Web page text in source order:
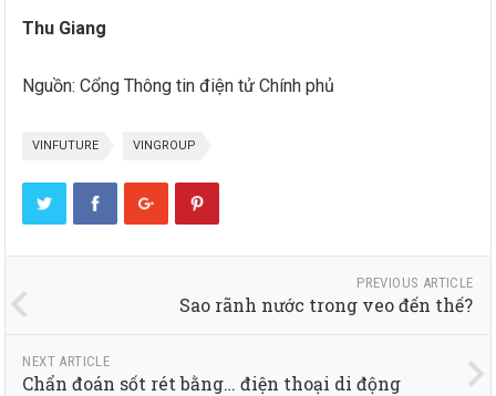
Thu Giang
Nguồn: Cổng Thông tin điện tử Chính phủ
VINFUTURE VINGROUP
PREVIOUS ARTICLE
Sao rãnh nước trong veo đến thế?
NEXT ARTICLE
Chẩn đoán sốt rét bằng… điện thoại di động